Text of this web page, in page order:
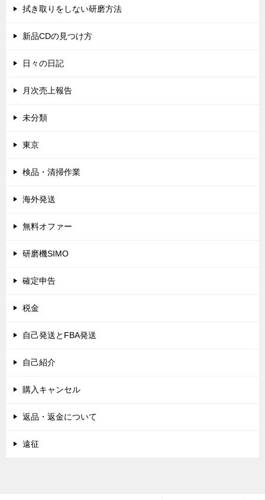
拭き取りをしない研磨方法
新品CDの見つけ方
日々の日記
月次売上報告
未分類
東京
検品・清掃作業
海外発送
無料オファー
研磨機SIMO
確定申告
税金
自己発送とFBA発送
自己紹介
購入キャンセル
返品・返金について
遠征